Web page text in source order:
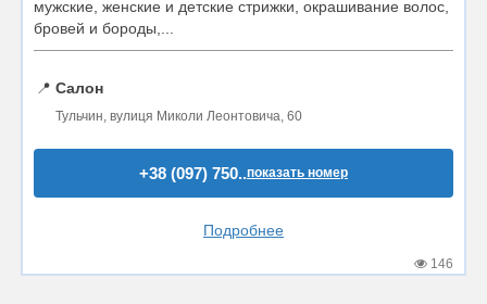
мужские, женские и детские стрижки, окрашивание волос,
бровей и бороды,...
📍 Салон
Тульчин, вулиця Миколи Леонтовича, 60
+38 (097) 750..показать номер
Подробнее
146